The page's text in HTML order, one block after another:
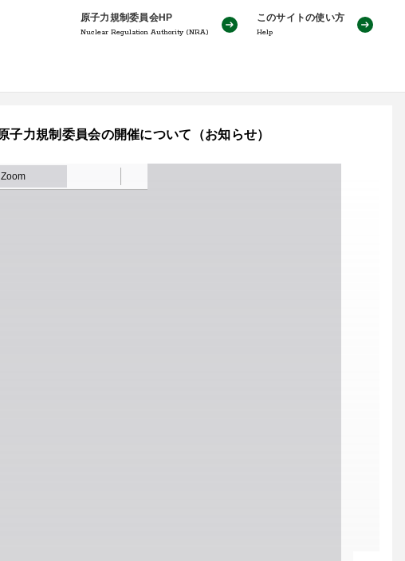
原子力規制委員会HP
Nuclear Regulation Authority (NRA)
このサイトの使い方
Help
力規制委員会の開催について（お知らせ）